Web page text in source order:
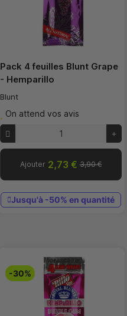
Pack 4 feuilles Blunt Grape
- Hemparillo
Blunt
On attend vos avis
Ajouter 2,73 € 3,90 €
Jusqu'à -50% en quantité
-30%